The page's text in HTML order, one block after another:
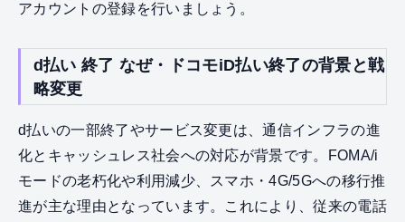
アカウントの登録を行いましょう。
d払い 終了 なぜ・ドコモiD払い終了の背景と戦
略変更
d払いの一部終了やサービス変更は、通信インフラの進
化とキャッシュレス社会への対応が背景です。FOMA/i
モードの老朽化や利用減少、スマホ・4G/5Gへの移行推
進が主な理由となっています。これにより、従来の電話